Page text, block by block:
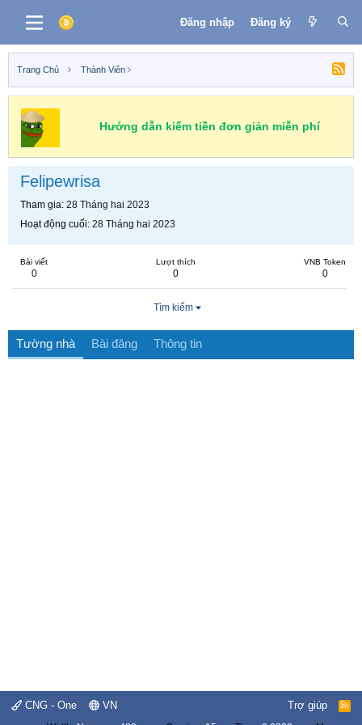
Đăng nhập Đăng ký
Trang Chủ Thành Viên
Hướng dẫn kiếm tiền đơn giản miễn phí
Felipewrisa
Tham gia 28 Tháng hai 2023
Hoạt động cuối 28 Tháng hai 2023
Bài viết
0
Lượt thích
0
VNB Token
0
Tìm kiếm
Tường nhà Bài đăng Thông tin
CNG - One VN Trợ giúp
R